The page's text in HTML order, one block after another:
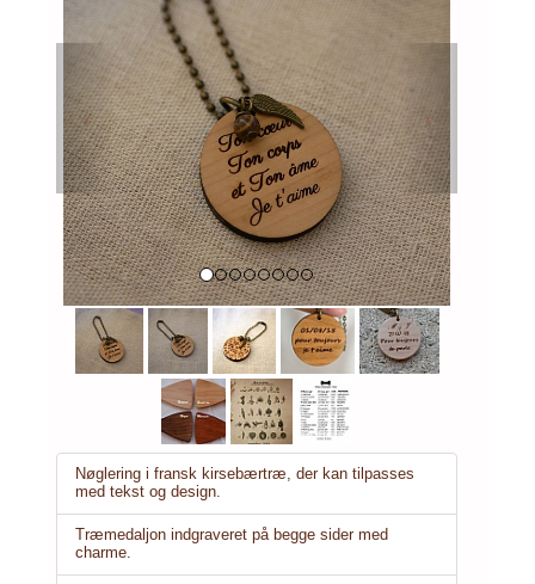
Previous
Nøglering i fransk kirsebærtræ, der kan tilpasses
med tekst og design.
Træmedaljon indgraveret på begge sider med
charme.